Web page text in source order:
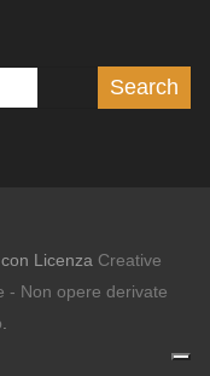
Licenza Creative
- Non opere derivate
.